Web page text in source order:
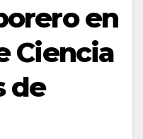
en
Ciencia
de